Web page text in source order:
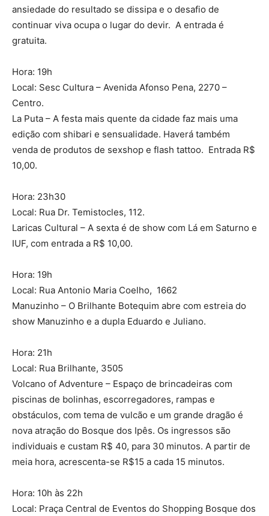
ansie­dade do resultado se dissipa e o desafio de
continuar viva ocupa o lugar do devir. A entrada é
gratuita.
Hora: 19h
Local: Sesc Cultura – Avenida Afonso Pena, 2270 –
Centro.
La Puta – A festa mais quente da cidade faz mais uma
edição com shibari e sensualidade. Haverá também
venda de produtos de sexshop e flash tattoo. Entrada R$
10,00.
Hora: 23h30
Local: Rua Dr. Temistocles, 112.
Laricas Cultural – A sexta é de show com Lá em Saturno e
IUF, com entrada a R$ 10,00.
Hora: 19h
Local: Rua Antonio Maria Coelho, 1662
Manuzinho – O Brilhante Botequim abre com estreia do
show Manuzinho e a dupla Eduardo e Juliano.
Hora: 21h
Local: Rua Brilhante, 3505
Volcano of Adventure – Espaço de brincadeiras com
piscinas de bolinhas, escorregadores, rampas e
obstáculos, com tema de vulcão e um grande dragão é
nova atração do Bosque dos Ipês. Os ingressos são
individuais e custam R$ 40, para 30 minutos. A partir de
meia hora, acrescenta-se R$15 a cada 15 minutos.
Hora: 10h às 22h
Local: Praça Central de Eventos do Shopping Bosque dos